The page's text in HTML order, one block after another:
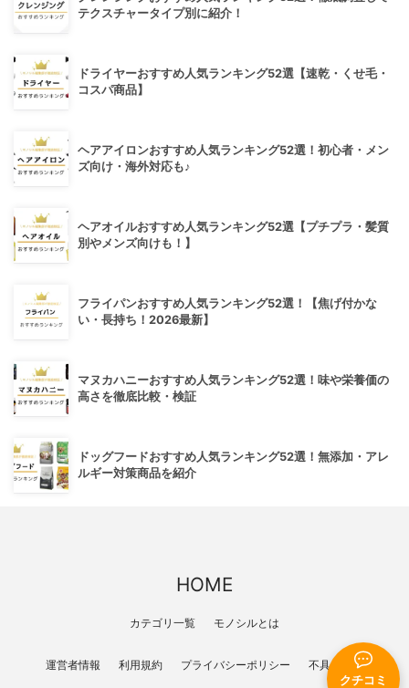
クチコミ
テクスチャータイプ別に紹介！
ドライヤーおすすめ人気ランキング52選【速乾・くせ毛・
コスパ商品】
ヘアアイロンおすすめ人気ランキング52選！初心者・メン
ズ向け・海外対応も♪
ヘアオイルおすすめ人気ランキング52選【プチプラ・髪質
別やメンズ向けも！】
フライパンおすすめ人気ランキング52選！【焦げ付かな
い・長持ち！2026最新】
マヌカハニーおすすめ人気ランキング52選！味や栄養価の
高さを徹底比較・検証
ドッグフードおすすめ人気ランキング52選！無添加・アレ
ルギー対策商品を紹介
HOME
カテゴリ一覧 モノシルとは
運営者情報 利用規約 プライバシーポリシー 不具合報告